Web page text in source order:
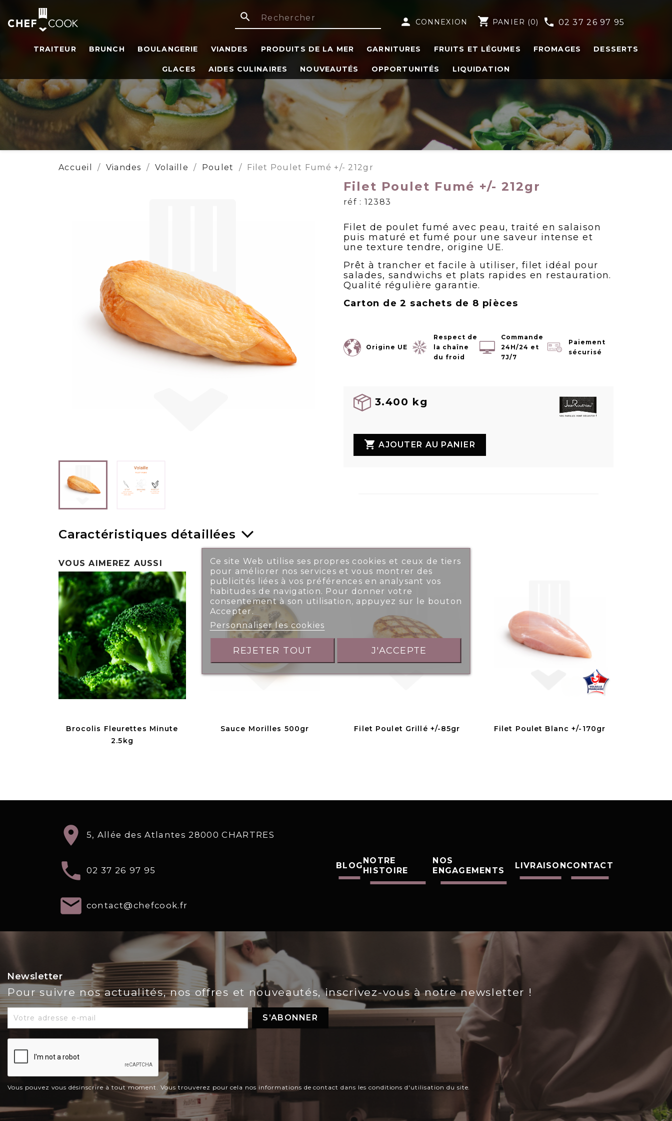
search person CONNEXION shopping_cart PANIER (0) phone 02 37 26 97 95
TRAITEUR BRUNCH BOULANGERIE VIANDES PRODUITS DE LA MER GARNITURES FRUITS ET LÉGUMES FROMAGES DESSERTS
GLACES AIDES CULINAIRES NOUVEAUTÉS OPPORTUNITÉS LIQUIDATION
Accueil Viandes Volaille Poulet Filet Poulet Fumé +/- 212gr
Filet Poulet Fumé +/- 212gr
réf : 12383
Filet de poulet fumé avec peau, traité en salaison
puis maturé et fumé pour une saveur intense et
une texture tendre, origine UE.
Prêt à trancher et facile à utiliser, filet idéal pour
salades, sandwichs et plats rapides en restauration.
Qualité régulière garantie.
Carton de 2 sachets de 8 pièces
Origine UE
Respect de
la chaîne
du froid
Commande
24H/24 et
7J/7
Paiement
sécurisé
3.400 kg
 AJOUTER AU PANIER
Caractéristiques détaillées
VOUS AIMEREZ AUSSI
Brocolis Fleurettes Minute
2.5kg
Sauce Morilles 500gr Filet Poulet Grillé +/-85gr Filet Poulet Blanc +/-170gr
location_on 5, Allée des Atlantes 28000 CHARTRES
local_phone 02 37 26 97 95
email contact@chefcook.fr
BLOG
NOTRE
HISTOIRE
NOS
ENGAGEMENTS
LIVRAISONCONTACT
Newsletter
Pour suivre nos actualités, nos offres et nouveautés, inscrivez-vous à notre newsletter !
Vous pouvez vous désinscrire à tout moment. Vous trouverez pour cela nos informations de contact dans les conditions d'utilisation du site.
Ce site Web utilise ses propres cookies et ceux de tiers
pour améliorer nos services et vous montrer des
publicités liées à vos préférences en analysant vos
habitudes de navigation. Pour donner votre
consentement à son utilisation, appuyez sur le bouton
Accepter.
Personnaliser les cookies
REJETER TOUT J'ACCEPTE